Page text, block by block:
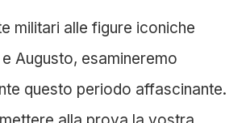
militari alle figure iconiche
Augusto, esamineremo
questo periodo affascinante.